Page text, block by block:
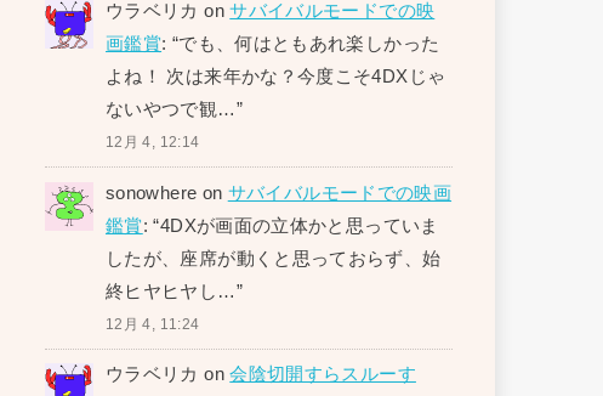
ウラベリカ onサバイバルモードでの映
画鑑賞: “でも、何はともあれ楽しかった
よね！ 次は来年かな？今度こそ4DXじゃ
ないやつで観…”
12月 4, 12:14
sonowhere on サバイバルモードでの映画
鑑賞: “4DXが画面の立体かと思っていま
したが、座席が動くと思っておらず、始
終ヒヤヒヤし…”
12月 4, 11:24
ウラベリカ on会陰切開すらスルーす